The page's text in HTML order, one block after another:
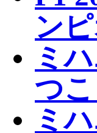
ン
ミ
つこ
ミ